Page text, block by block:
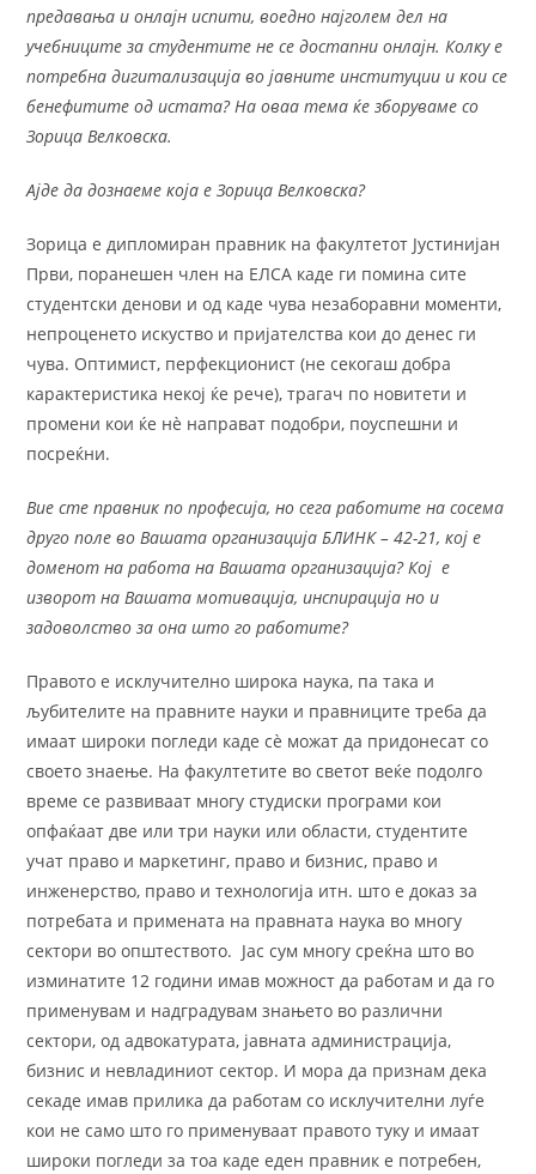
предавања и онлајн испити, воедно најголем дел на
учебниците за студентите не се достапни онлајн. Колку е
потребна дигитализација во јавните институции и кои се
бенефитите од истата? На оваа тема ќе зборуваме со
Зорица Велковска.
Ајде да дознаеме која е Зорица Велковска?
Зорица е дипломиран правник на факултетот Јустинијан
Први, поранешен член на ЕЛСА каде ги помина сите
студентски денови и од каде чува незаборавни моменти,
непроценето искуство и пријателства кои до денес ги
чува. Оптимист, перфекционист (не секогаш добра
карактеристика некој ќе рече), трагач по новитети и
промени кои ќе нè направат подобри, поуспешни и
посреќни.
Вие сте правник по професија, но сега работите на сосема
друго поле во Вашата организација БЛИНК – 42-21, кој е
доменот на работа на Вашата организација? Кој е
изворот на Вашата мотивација, инспирација но и
задоволство за она што го работите?
Правото е исклучително широка наука, па така и
љубителите на правните науки и правниците треба да
имаат широки погледи каде сè можат да придонесат со
своето знаење. На факултетите во светот веќе подолго
време се развиваат многу студиски програми кои
опфаќаат две или три науки или области, студентите
учат право и маркетинг, право и бизнис, право и
инженерство, право и технологија итн. што е доказ за
потребата и примената на правната наука во многу
сектори во општеството. Јас сум многу среќна што во
изминатите 12 години имав можност да работам и да го
применувам и надградувам знањето во различни
сектори, од адвокатурата, јавната администрација,
бизнис и невладиниот сектор. И мора да признам дека
секаде имав прилика да работам со исклучителни луѓе
кои не само што го применуваат правото туку и имаат
широки погледи за тоа каде еден правник е потребен,